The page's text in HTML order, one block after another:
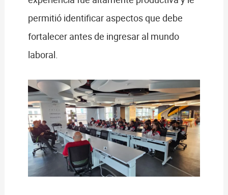
permitió identificar aspectos que debe
fortalecer antes de ingresar al mundo
laboral.